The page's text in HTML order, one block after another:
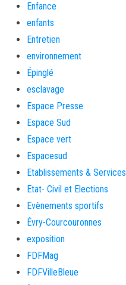
Enfance
enfants
Entretien
environnement
Épinglé
esclavage
Espace Presse
Espace Sud
Espace vert
Espacesud
Etablissements & Services
Etat- Civil et Elections
Evènements sportifs
Évry-Courcouronnes
exposition
FDFMag
FDFVilleBleue